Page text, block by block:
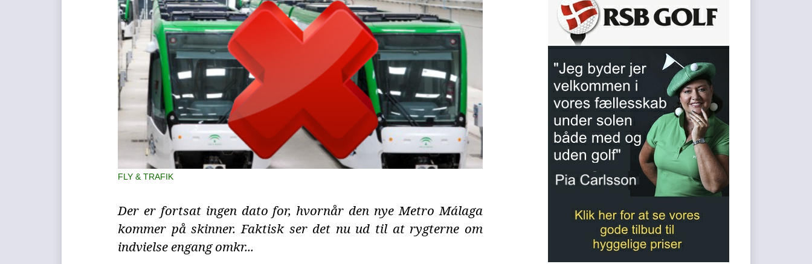
FLY & TRAFIK
Der er fortsat ingen dato for, hvornår den nye Metro Málaga
kommer på skinner. Faktisk ser det nu ud til at rygterne om
indvielse engang omkr...